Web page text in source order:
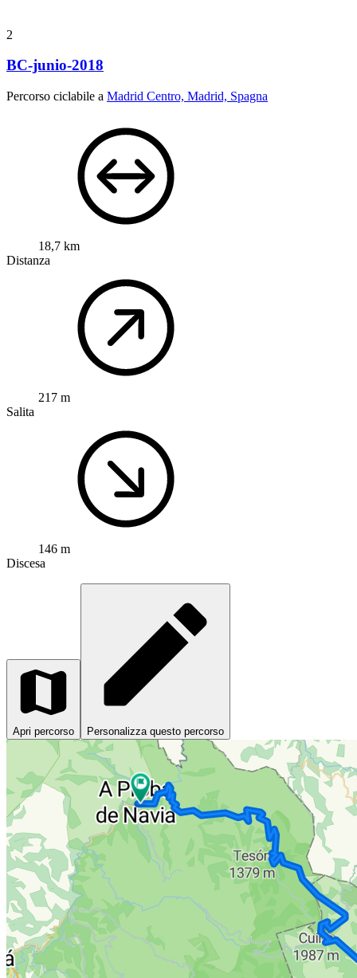
2
BC-junio-2018
Percorso ciclabile a Madrid Centro, Madrid, Spagna
18,7 km
Distanza
217 m
Salita
146 m
Discesa
Apri percorso Personalizza questo percorso